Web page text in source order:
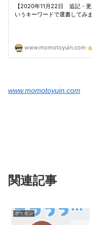
www.momotoyuin.com
関連記事
ポケモン